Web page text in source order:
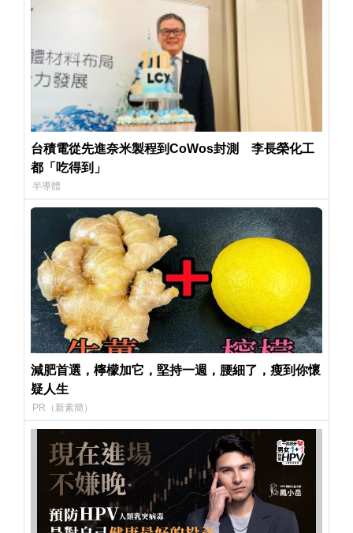
台積電從先進奈米製程到CoWos封測 李長榮化工
都「吃得到」
半導體
減肥首選，檸檬加它，堅持一週，腰細了，瘦到你懷
疑人生
PR（新素簡）